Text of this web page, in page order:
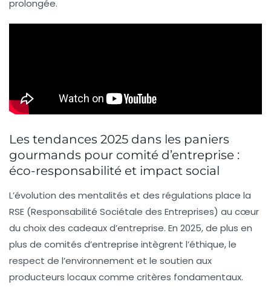
prolongée.
Les tendances 2025 dans les paniers
gourmands pour comité d’entreprise :
éco-responsabilité et impact social
L’évolution des mentalités et des régulations place la
RSE (Responsabilité Sociétale des Entreprises) au cœur
du choix des cadeaux d’entreprise. En 2025, de plus en
plus de comités d’entreprise intègrent l’éthique, le
respect de l’environnement et le soutien aux
producteurs locaux comme critères fondamentaux.